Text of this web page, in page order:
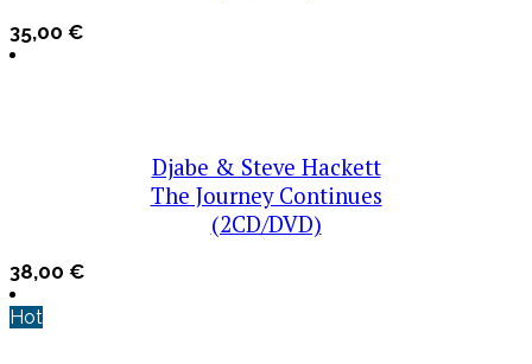
35,00 €
Djabe & Steve Hackett
The Journey Continues
(2CD/DVD)
38,00 €
Hot